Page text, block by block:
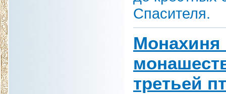
Спасителя.
третьей